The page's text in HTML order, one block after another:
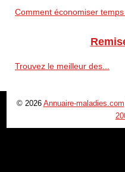
Comment économiser temps
Trouvez le meilleur des...
© 2026 Annuaire-maladies.com